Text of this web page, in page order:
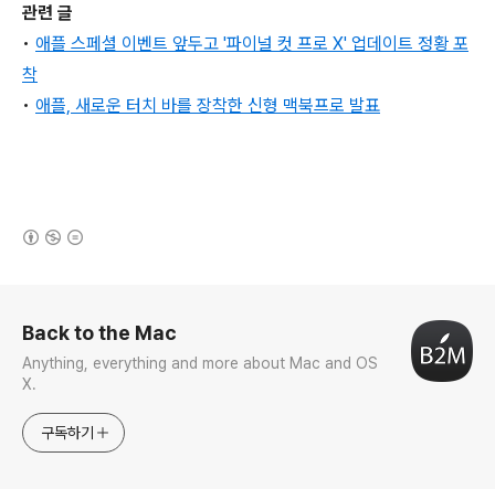
관련 글
• 애플 스페셜 이벤트 앞두고 '파이널 컷 프로 X' 업데이트 정황 포
착
• 애플, 새로운 터치 바를 장착한 신형 맥북프로 발표
Back to the Mac
Anything, everything and more about Mac and OS
X.
구독하기